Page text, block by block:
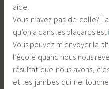
aide.
Vous n’avez pas de colle?
qu’on a dans les placards est
Vous pouvez m’envoyer la
l’école quand nous nous
résultat que nous avons,
et les jambes qui ne